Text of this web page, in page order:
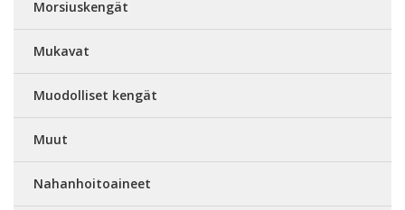
Morsiuskengät
Mukavat
Muodolliset kengät
Muut
Nahanhoitoaineet